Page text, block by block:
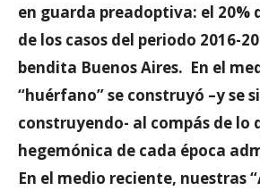
en guarda preadoptiva: el 20%
de los casos del periodo 2016-
bendita Buenos Aires. En el
“huérfano” se construyó –y se
construyendo- al compás de lo
hegemónica de cada época
En el medio reciente, nuestras